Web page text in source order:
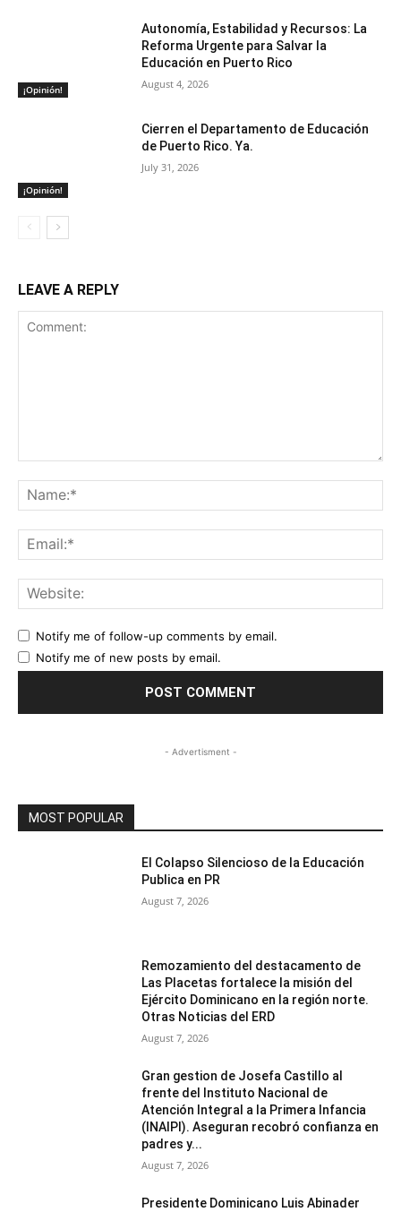
¡Opinión!
Autonomía, Estabilidad y Recursos: La
Reforma Urgente para Salvar la
Educación en Puerto Rico
August 4, 2026
¡Opinión!
Cierren el Departamento de Educación
de Puerto Rico. Ya.
July 31, 2026
LEAVE A REPLY
Notify me of follow-up comments by email.
Notify me of new posts by email.
- Advertisment -
MOST POPULAR
El Colapso Silencioso de la Educación
Publica en PR
August 7, 2026
Remozamiento del destacamento de
Las Placetas fortalece la misión del
Ejército Dominicano en la región norte.
Otras Noticias del ERD
August 7, 2026
Gran gestion de Josefa Castillo al
frente del Instituto Nacional de
Atención Integral a la Primera Infancia
(INAIPI). Aseguran recobró confianza en
padres y...
August 7, 2026
Presidente Dominicano Luis Abinader